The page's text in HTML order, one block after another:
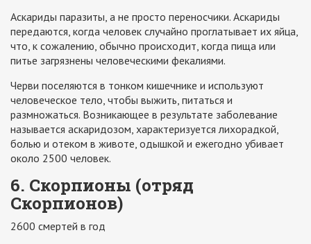
Аскариды паразиты, а не просто переносчики. Аскариды
передаются, когда человек случайно проглатывает их яйца,
что, к сожалению, обычно происходит, когда пища или
питье загрязнены человеческими фекалиями.
Черви поселяются в тонком кишечнике и используют
человеческое тело, чтобы выжить, питаться и
размножаться. Возникающее в результате заболевание
называется аскаридозом, характеризуется лихорадкой,
болью и отеком в животе, одышкой и ежегодно убивает
около 2500 человек.
6. Скорпионы (отряд
Скорпионов)
2600 смертей в год